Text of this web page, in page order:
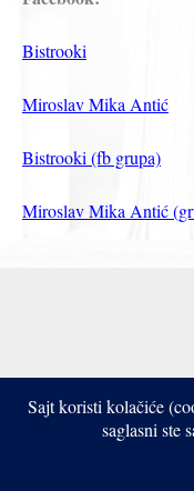
Bistrooki
Miroslav Mika Antić
Bistrooki (fb grupa)
Miroslav Mika Antić
Sajt koristi kolačiće
saglasni ste